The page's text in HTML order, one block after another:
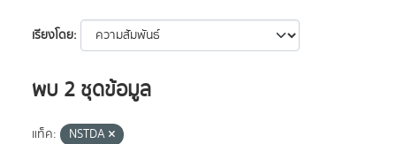
เรียงโดย
พบ 2 ชุดข้อมูล
แท็ค:
NSTDA